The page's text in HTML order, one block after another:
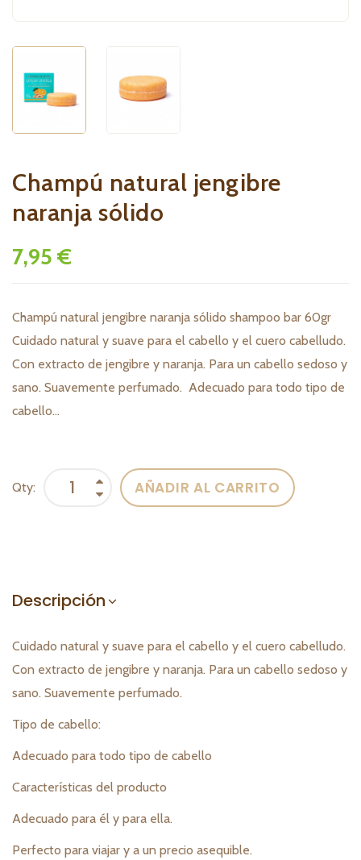
Champú natural jengibre
naranja sólido
7,95 €
Champú natural jengibre naranja sólido shampoo bar 60gr
Cuidado natural y suave para el cabello y el cuero cabelludo.
Con extracto de jengibre y naranja. Para un cabello sedoso y
sano. Suavemente perfumado. Adecuado para todo tipo de
cabello...
Qty: AÑADIR AL CARRITO
Descripción
Cuidado natural y suave para el cabello y el cuero cabelludo.
Con extracto de jengibre y naranja. Para un cabello sedoso y
sano. Suavemente perfumado.
Tipo de cabello:
Adecuado para todo tipo de cabello
Características del producto
Adecuado para él y para ella.
Perfecto para viajar y a un precio asequible.